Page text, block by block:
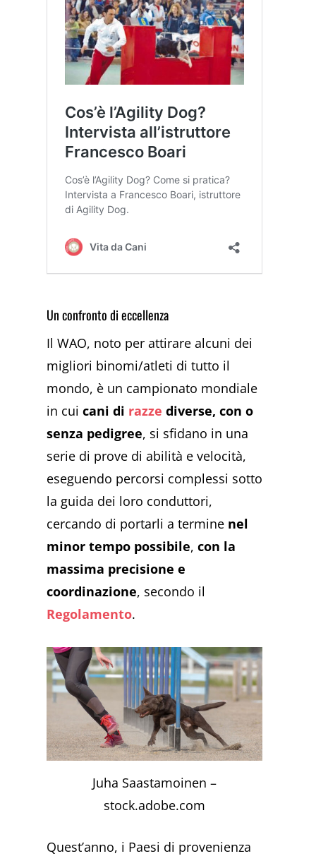
Un confronto di eccellenza
Il WAO, noto per attirare alcuni dei
migliori binomi/atleti di tutto il
mondo, è un campionato mondiale
in cuicani di razze diverse, con o
senza pedigree, si sfidano in una
serie di prove di abilità e velocità,
eseguendo percorsi complessi sotto
la guida dei loro conduttori,
cercando di portarli a termine nel
minor tempo possibile,con la
massima precisione e
coordinazione, secondo il
Regolamento.
Juha Saastamoinen –
stock.adobe.com
Quest’anno, i Paesi di provenienza